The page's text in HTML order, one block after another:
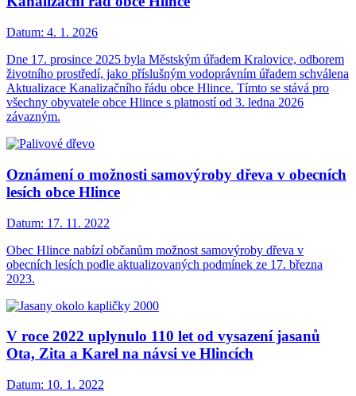
Datum: 4. 1. 2026
Dne 17. prosince 2025 byla Městským úřadem Kralovice, odborem
životního prostředí, jako příslušným vodoprávním úřadem schválena
Aktualizace Kanalizačního řádu obce Hlince. Tímto se stává pro
všechny obyvatele obce Hlince s platností od 3. ledna 2026
závazným.
Oznámení o možnosti samovýroby dřeva v obecních
lesích obce Hlince
Datum: 17. 11. 2022
Obec Hlince nabízí občanům možnost samovýroby dřeva v
obecních lesích podle aktualizovaných podmínek ze 17. března
2023.
V roce 2022 uplynulo 110 let od vysazení jasanů
Ota, Zita a Karel na návsi ve Hlincích
Datum: 10. 1. 2022